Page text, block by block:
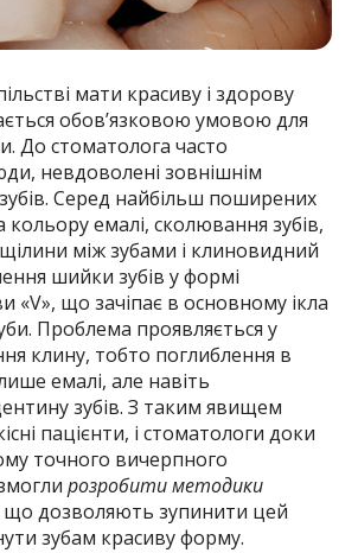
мати красиву і здорову
обов’язковою умовою для
До стоматолога часто
невдоволені зовнішнім
Серед найбільш поширених
кольору емалі, сколювання зубів,
між зубами і клиновидний
шийки зубів у формі
«V», що зачіпає в основному ікла
Проблема проявляється у
клину, тобто поглиблення в
емалі, але навіть
зубів. З таким явищем
пацієнти, і стоматологи доки
точного вичерпного
розробити методики
що дозволяють зупинити цей
зубам красиву форму.